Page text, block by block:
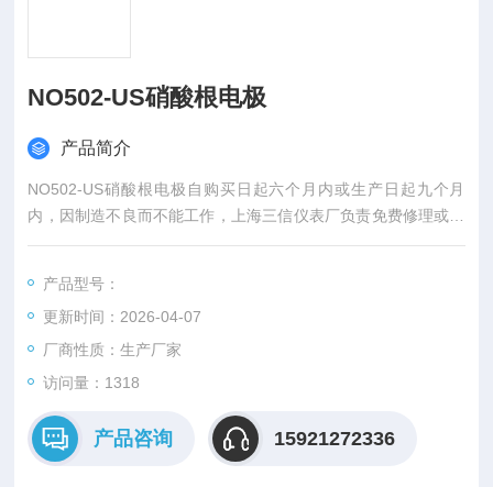
NO502-US硝酸根电极
产品简介
NO502-US硝酸根电极自购买日起六个月内或生产日起九个月
内，因制造不良而不能工作，上海三信仪表厂负责免费修理或更
换。
产品型号：
更新时间：2026-04-07
厂商性质：生产厂家
访问量：1318
产品咨询 15921272336